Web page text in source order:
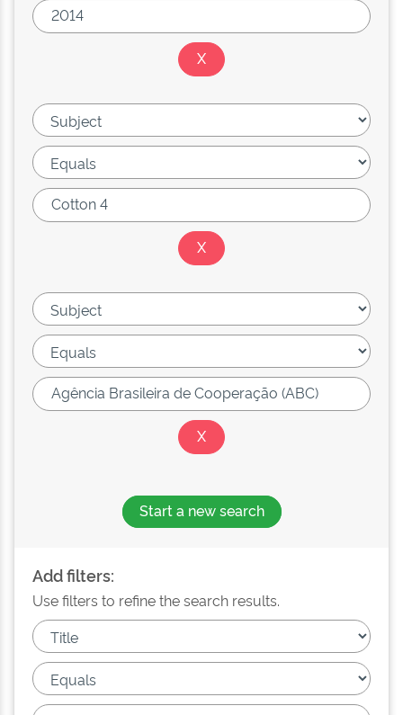
Start a new search
Add filters:
Use filters to refine the search results.